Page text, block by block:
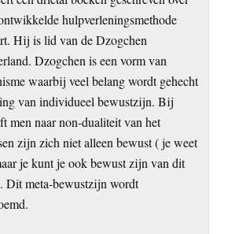
hulpverleningsmethode
Hij is lid van de Dzogchen
Dzogchen is een vorm van
waarbij veel belang wordt gehecht
van individueel bewustzijn. Bij
men naar non-dualiteit van het
zijn zich niet alleen bewust ( je weet
je kunt je ook bewust zijn van dit
Dit meta-bewustzijn wordt